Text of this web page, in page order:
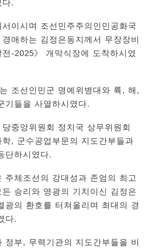
다.
이시며 조선민주주의인민공화국
애하는 김정은동지께서 무장장비
-2025》 개막식장에 도착하시였
조선인민군 명예위병대와 륙, 해,
기들을 사열하시였다.
중앙위원회 정치국 상무위원회
, 군수공업부문의 지도간부들과
단하시였다.
주체조선의 강대성과 존엄의 최고
승리와 영광의 기치이신 김정은
광의 환호를 터쳐올리며 최대의 경
다.
정부, 무력기관의 지도간부들을 비